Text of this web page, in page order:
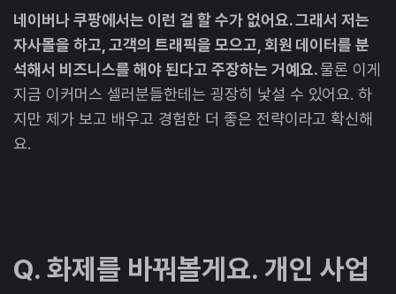
네이버나 쿠팡에서는 이런 걸 할 수가 없어요. 그래서 저는
자사몰을 하고, 고객의 트래픽을 모으고, 회원 데이터를 분
석해서 비즈니스를 해야 된다고 주장하는 거예요.물론 이게
지금 이커머스 셀러분들한테는 굉장히 낯설 수 있어요. 하
지만 제가 보고 배우고 경험한 더 좋은 전략이라고 확신해
요.
Q. 화제를 바꿔볼게요. 개인 사업